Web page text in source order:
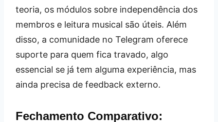
teoria, os módulos sobre independência dos
membros e leitura musical são úteis. Além
disso, a comunidade no Telegram oferece
suporte para quem fica travado, algo
essencial se já tem alguma experiência, mas
ainda precisa de feedback externo.
Fechamento Comparativo: